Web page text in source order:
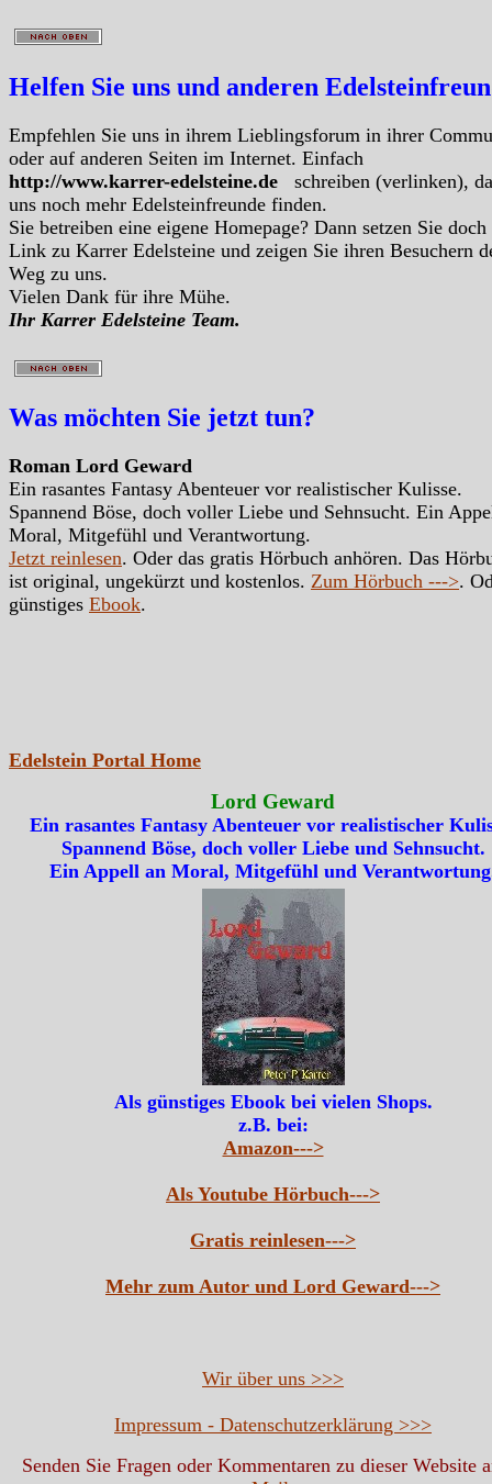
Helfen Sie uns und anderen
Empfehlen Sie uns in ihrem Lieblingsforum in ihrer
oder auf anderen Seiten im Internet. Einfach
http://www.karrer-edelsteine.de
schreiben (verlinken),
uns noch mehr Edelsteinfreunde finden.
Sie betreiben eine eigene Homepage? Dann setzen Sie doch
Link zu Karrer Edelsteine und zeigen Sie ihren Besuchern
Weg zu uns.
Vielen Dank für ihre Mühe.
Ihr Karrer Edelsteine Team.
Was möchten Sie jetzt tun?
Roman Lord Geward
Ein rasantes Fantasy Abenteuer vor realistischer Kulisse.
Spannend Böse, doch voller Liebe und Sehnsucht. Ein
Moral, Mitgefühl und Verantwortung.
Jetzt reinlesen. Oder das gratis Hörbuch anhören. Das
ist original, ungekürzt und kostenlos. Zum Hörbuch --->.
günstiges Ebook.
Edelstein Portal Home
Lord Geward
Ein rasantes Fantasy Abenteuer vor realistischer
Spannend Böse, doch voller Liebe und Sehnsucht.
Ein Appell an Moral, Mitgefühl und
Als günstiges Ebook bei vielen Shops.
z.B. bei:
Amazon--->
Als Youtube Hörbuch--->
Gratis reinlesen--->
Mehr zum Autor und Lord Geward--->
Wir über uns >>>
Impressum - Datenschutzerklärung >>>
Senden Sie Fragen oder Kommentaren zu dieser Website